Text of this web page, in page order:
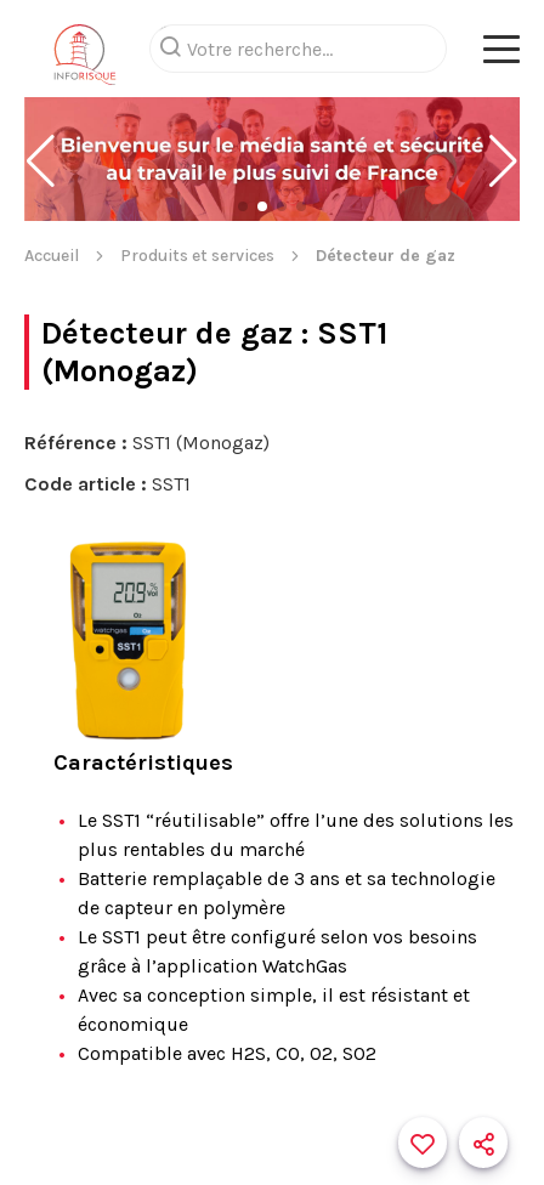
Accueil Produits et services Détecteur de gaz
Détecteur de gaz : SST1
(Monogaz)
Référence : SST1 (Monogaz)
Code article : SST1
Caractéristiques
Le SST1 “réutilisable” offre l’une des solutions les
plus rentables du marché
Batterie remplaçable de 3 ans et sa technologie
de capteur en polymère
Le SST1 peut être configuré selon vos besoins
grâce à l’application WatchGas
Avec sa conception simple, il est résistant et
économique
Compatible avec H2S, CO, O2, SO2